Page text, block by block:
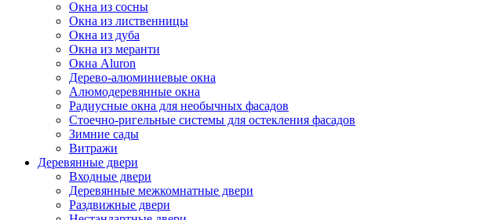
Окна из сосны
Окна из лиственницы
Окна из дуба
Окна из меранти
Окна Aluron
Дерево-алюминиевые окна
Алюмодеревянные окна
Радиусные окна для необычных фасадов
Стоечно-ригельные системы для остекления фасадов
Зимние сады
Витражи
Деревянные двери
Входные двери
Деревянные межкомнатные двери
Раздвижные двери